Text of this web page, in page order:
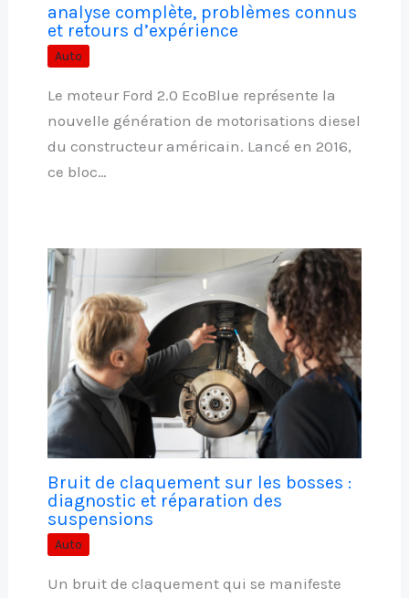
analyse complète, problèmes connus
et retours d’expérience
Auto
Le moteur Ford 2.0 EcoBlue représente la
nouvelle génération de motorisations diesel
du constructeur américain. Lancé en 2016,
ce bloc…
Bruit de claquement sur les bosses :
diagnostic et réparation des
suspensions
Auto
Un bruit de claquement qui se manifeste